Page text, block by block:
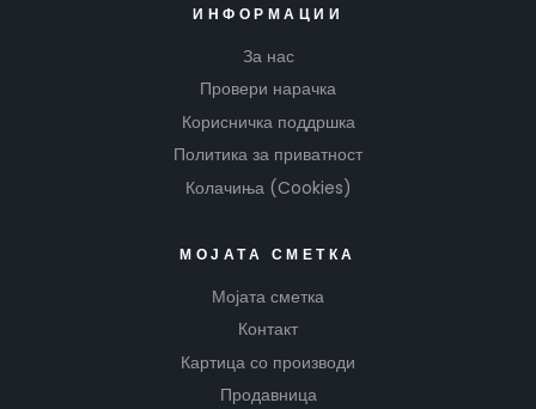
ИНФОРМАЦИИ
За нас
Провери нарачка
Корисничка поддршка
Политика за приватност
Колачиња (Cookies)
МОЈАТА СМЕТКА
Мојата сметка
Контакт
Картица со производи
Продавница